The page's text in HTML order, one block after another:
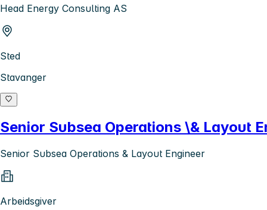
Head Energy Consulting AS
Sted
Stavanger
Senior Subsea Operations \& Layout
Senior Subsea Operations & Layout Engineer
Arbeidsgiver